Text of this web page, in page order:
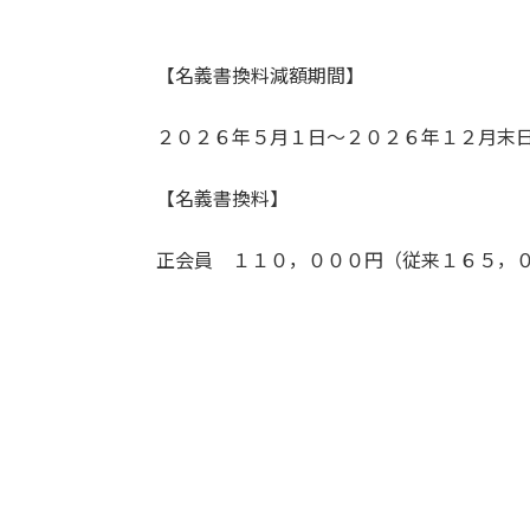
【名義書換料減額期間】
２０２６年５月１日～２０２６年１２月末
【名義書換料】
正会員 １１０，０００円（従来１６５，０